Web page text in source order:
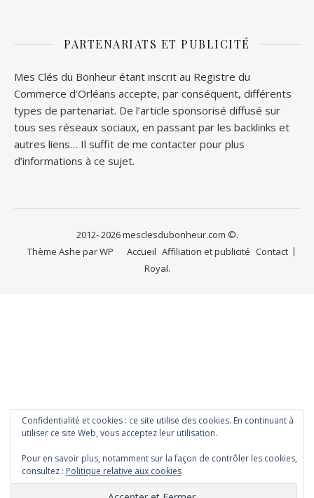
PARTENARIATS ET PUBLICITÉ
Mes Clés du Bonheur étant inscrit au Registre du
Commerce d’Orléans accepte, par conséquent, différents
types de partenariat. De l’article sponsorisé diffusé sur
tous ses réseaux sociaux, en passant par les backlinks et
autres liens… Il suffit de me contacter pour plus
d’informations à ce sujet.
2012- 2026 mesclesdubonheur.com ©.
Accueil Affiliation et publicité Contact
Thème Ashe parWP
Royal.
Confidentialité et cookies : ce site utilise des cookies. En continuant à
utiliser ce site Web, vous acceptez leur utilisation.
Pour en savoir plus, notamment sur la façon de contrôler les cookies,
consultez : Politique relative aux cookies